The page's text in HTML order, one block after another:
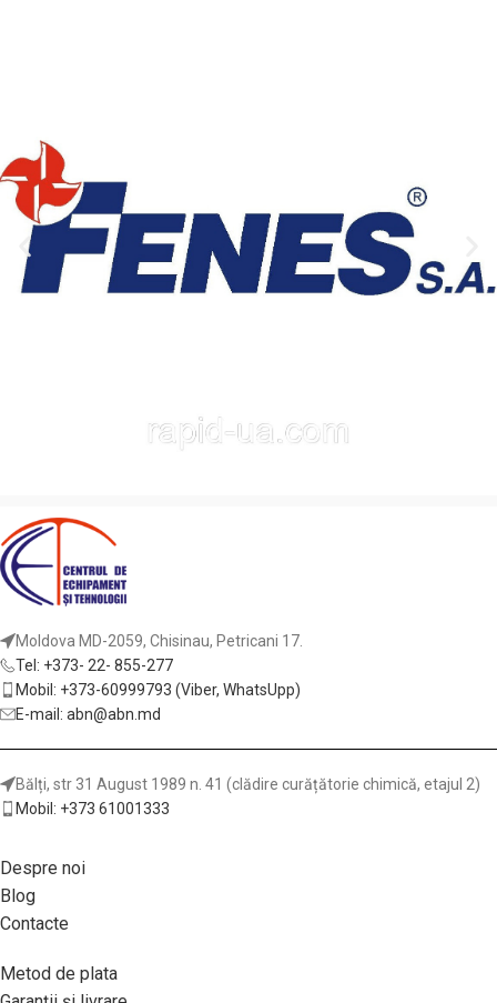
Moldova MD-2059, Chisinau, Petricani 17.
Tel: +373- 22- 855-277
Mobil: +373-60999793 (Viber, WhatsUpp)
E-mail: abn@abn.md
Bălți, str 31 August 1989 n. 41 (clădire curățătorie chimică, etajul 2)
Mobil: +373 61001333
Despre noi
Blog
Contacte
Metod de plata